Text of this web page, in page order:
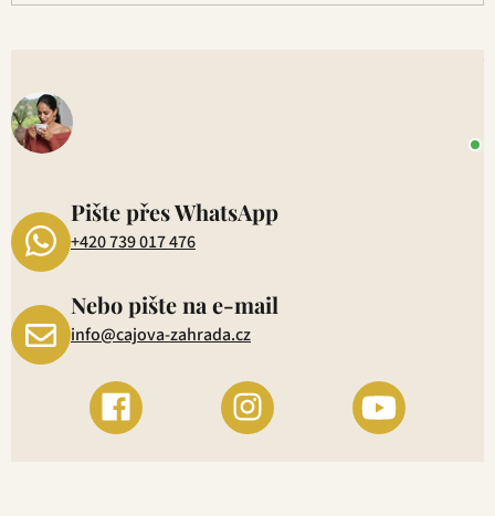
Pište přes WhatsApp
+420 739 017 476
Nebo pište na e-mail
info@cajova-zahrada.cz